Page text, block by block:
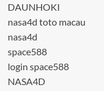
DAUNHOKI
nasa4d toto macau
nasa4d
space588
login space588
NASA4D